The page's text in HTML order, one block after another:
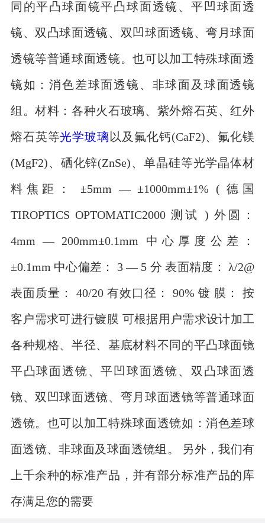
同的平凸球面镜平凸球面透镜、平凹球面透
镜、双凸球面透镜、双凹球面透镜、弯月球面
透镜等普通球面透镜。也可以加工特殊球面透
镜如：消色差球面透镜、非球面及球面透镜
组。材料：各种火石玻璃、紫外熔石英、红外
熔石英等光学玻璃 以及氟化钙(CaF2)、氟化镁
(MgF2)、硒化锌(ZnSe)、单晶硅等光学晶体材
料焦距： ±5mm — ±1000mm±1% ( 德国
TIROPTICS OPTOMATIC2000 测试 ) 外圆：
4mm — 200mm±0.1mm 中心厚度公差：
±0.1mm 中心偏差： 3 — 5 分 表面精度： λ/2@
表面质量： 40/20 有效口径： 90% 镀 膜： 按
客户需求可进行镀膜 可根据用户需求设计加工
各种规格、半径、基底材料不同的平凸球面镜
平凸球面透镜、平凹球面透镜、双凸球面透
镜、双凹球面透镜、弯月球面透镜等普通球面
透镜。也可以加工特殊球面透镜如：消色差球
面透镜、非球面及球面透镜组。 另外，我们有
上千余种的标准产品，并有部分标准产品的库
存满足您的需要